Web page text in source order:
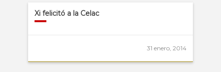
Xi felicitó a la Celac
31 enero, 2014